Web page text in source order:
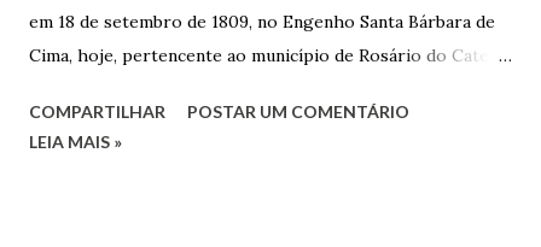
em 18 de setembro de 1809, no Engenho Santa Bárbara de
Cima, hoje, pertencente ao município de Rosário do Catete.
José de Faro Leitão, porém o casamento acabou com o
COMPARTILHAR
POSTAR UM COMENTÁRIO
LEIA MAIS »